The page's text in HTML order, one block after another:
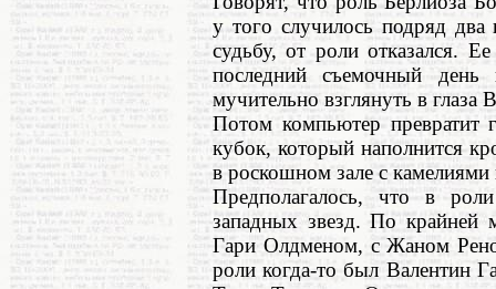
у того случилось подряд
судьбу, от роли отказался.
последний съемочный
мучительно взглянуть в глаза
Потом компьютер превратит
кубок, который наполнится
в роскошном зале с камелиями
Предполагалось, что в
западных звезд. По крайней
Гари Олдменом, с Жаном
роли когда-то был